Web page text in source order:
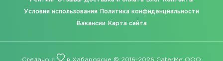
Условия использования Политика конфиденциальности
Вакансии Карта сайта
Сделано с в Хабаровске © 2016-2026 CaterMe ООО